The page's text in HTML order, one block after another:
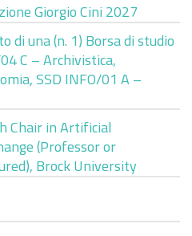
Giorgio Cini 2027
di una (n. 1) Borsa di studio
C – Archivistica,
SSD INFO/01 A –
Chair in Artificial
(Professor or
Brock University